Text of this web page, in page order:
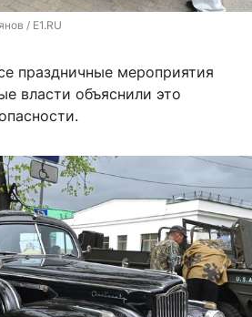
/ E1.RU
праздничные мероприятия
власти объяснили это